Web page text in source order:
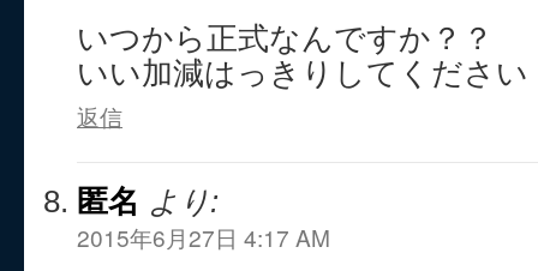
いつから正式なんですか？？
いい加減はっきりしてください
返信
匿名 より:
2015年6月27日 4:17 AM